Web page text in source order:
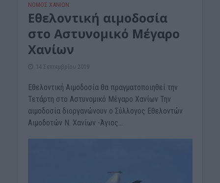
ΝΟΜΌΣ ΧΑΝΊΩΝ
Εθελοντική αιμοδοσία
στο Αστυνομικό Μέγαρο
Χανίων
14 Σεπτεμβρίου 2019
Εθελοντική Αιμοδοσία θα πραγματοποιηθεί την
Τετάρτη στο Αστυνομικό Μέγαρο Χανίων Την
αιμοδοσία διοργανώνουν ο Σύλλογος Εθελοντών
Αιμοδοτών Ν. Χανίων -Άγιος...